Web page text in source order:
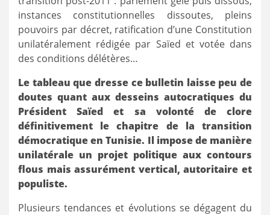
instances constitutionnelles dissoutes, pleins
pouvoirs par décret, ratification d’une Constitution
unilatéralement rédigée par Saïed et votée dans
des conditions délétères…
Le tableau que dresse ce bulletin laisse peu de
doutes quant aux desseins autocratiques du
Président Saïed et sa volonté de clore
définitivement le chapitre de la transition
démocratique en Tunisie. Il impose de manière
unilatérale un projet politique aux contours
flous mais assurément vertical, autoritaire et
populiste.
Plusieurs tendances et évolutions se dégagent du